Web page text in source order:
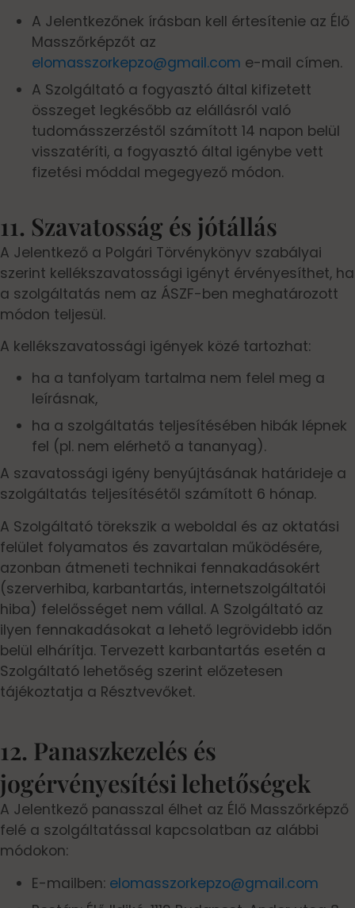
A Jelentkezőnek írásban kell értesítenie az Élő
Masszőrképzőt az
elomasszorkepzo@gmail.com e-mail címen.
A Szolgáltató a fogyasztó által kifizetett
összeget legkésőbb az elállásról való
tudomásszerzéstől számított 14 napon belül
visszatéríti, a fogyasztó által igénybe vett
fizetési móddal megegyező módon.
11. Szavatosság és jótállás
A Jelentkező a Polgári Törvénykönyv szabályai
szerint kellékszavatossági igényt érvényesíthet, ha
a szolgáltatás nem az ÁSZF-ben meghatározott
módon teljesül.
A kellékszavatossági igények közé tartozhat:
ha a tanfolyam tartalma nem felel meg a
leírásnak,
ha a szolgáltatás teljesítésében hibák lépnek
fel (pl. nem elérhető a tananyag).
A szavatossági igény benyújtásának határideje a
szolgáltatás teljesítésétől számított 6 hónap.
A Szolgáltató törekszik a weboldal és az oktatási
felület folyamatos és zavartalan működésére,
azonban átmeneti technikai fennakadásokért
(szerverhiba, karbantartás, internetszolgáltatói
hiba) felelősséget nem vállal. A Szolgáltató az
ilyen fennakadásokat a lehető legrövidebb időn
belül elhárítja. Tervezett karbantartás esetén a
Szolgáltató lehetőség szerint előzetesen
tájékoztatja a Résztvevőket.
12. Panaszkezelés és
jogérvényesítési lehetőségek
A Jelentkező panasszal élhet az Élő Masszőrképző
felé a szolgáltatással kapcsolatban az alábbi
módokon:
E-mailben: elomasszorkepzo@gmail.com